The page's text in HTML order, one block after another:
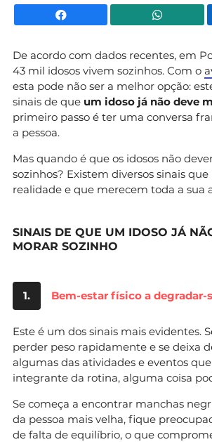
Facebook
De acordo com dados recentes, em
43 mil idosos vivem sozinhos. Com o
esta pode não ser a melhor opção:
sinais de que um idoso já não deve
primeiro passo é ter uma conversa
a pessoa.
Mas quando é que os idosos não
sozinhos? Existem diversos sinais que
realidade e que merecem toda a sua
SINAIS DE QUE UM IDOSO JÁ
MORAR SOZINHO
1. Bem-estar físico a degradar-
Este é um dos sinais mais evidentes.
perder peso rapidamente e se deixa
algumas das atividades e eventos
integrante da rotina, alguma coisa
Se começa a encontrar manchas
da pessoa mais velha, fique
de falta de equilíbrio, o que